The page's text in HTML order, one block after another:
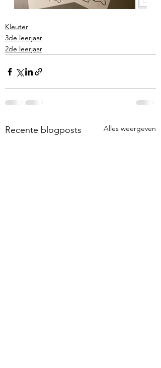
Kleuter
3de leerjaar
2de leerjaar
Recente blogposts Alles weergeven